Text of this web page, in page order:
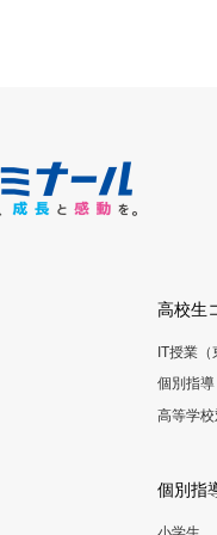
高校生
IT授業（
個別指
高等学
個別指